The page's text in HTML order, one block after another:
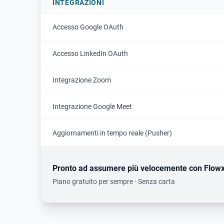
INTEGRAZIONI
Accesso Google OAuth
Accesso LinkedIn OAuth
Integrazione Zoom
Integrazione Google Meet
Aggiornamenti in tempo reale (Pusher)
Pronto ad assumere più velocemente con
Piano gratuito per sempre · Senza carta